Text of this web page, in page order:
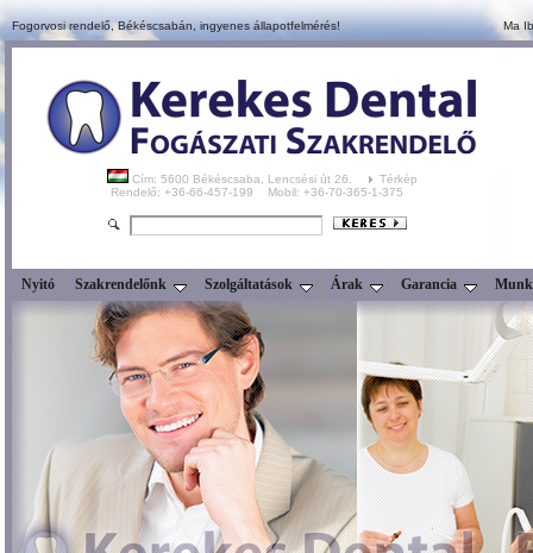
Fogorvosi rendelő, Békéscsabán, ingyenes állapotfelmérés! Ma
Cím: 5600 Békéscsaba, Lencsési út 26.
Térkép
Rendelő: +36-66-457-199 Mobil: +36-70-365-1-375
Nyitó Szakrendelőnk Szolgáltatások Árak Garancia